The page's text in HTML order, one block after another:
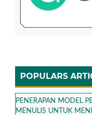
POPULARS
PENERAPAN MODEL
MENULIS UNTUK